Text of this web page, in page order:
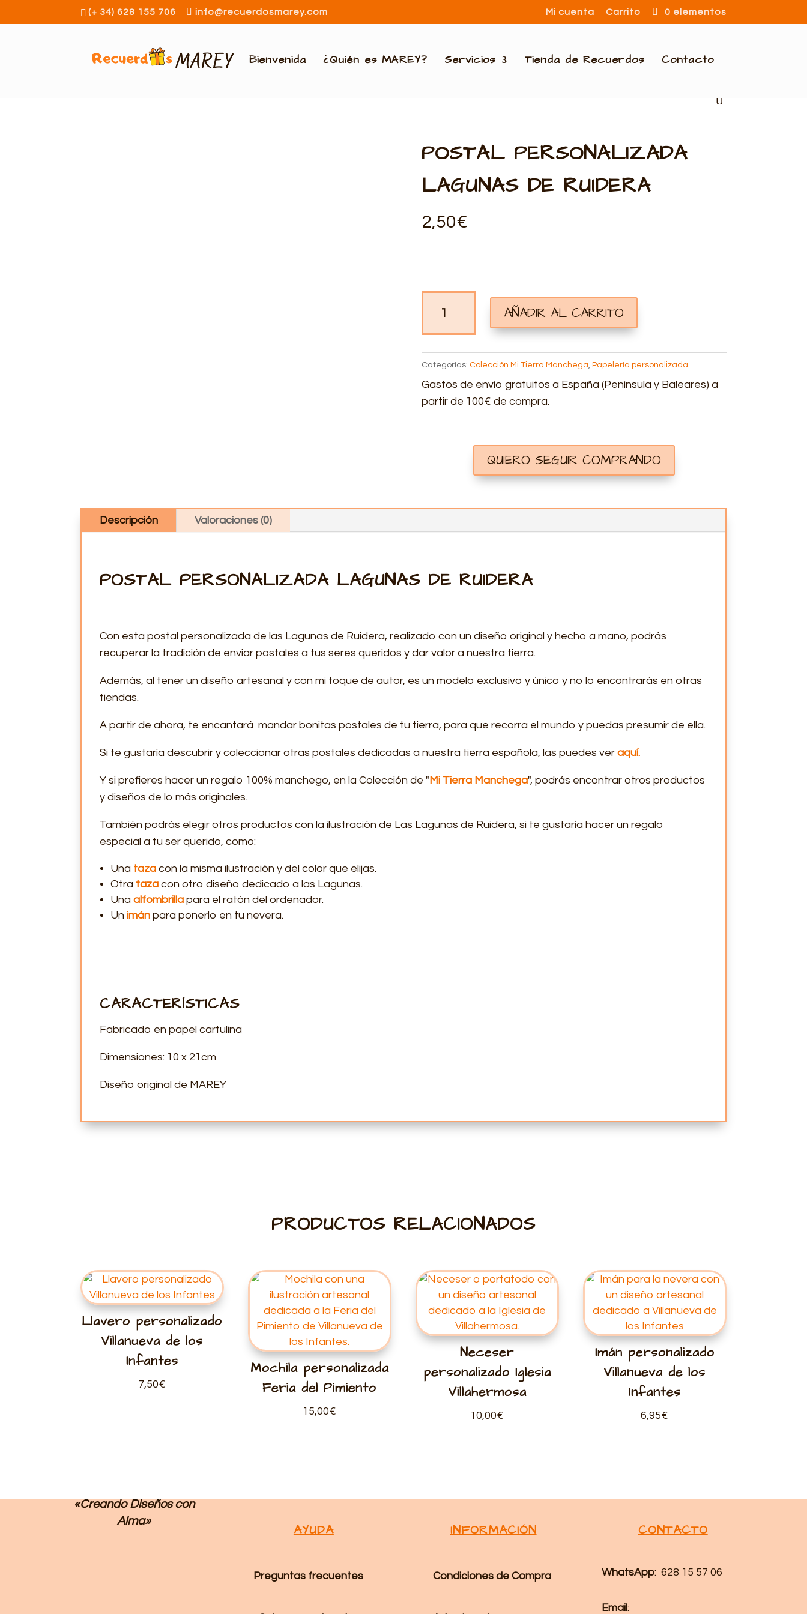
(+ 34) 628 155 706 info@recuerdosmarey.com Mi cuenta Carrito 0 elementos
Bienvenida ¿Quién es MAREY? Servicios Tienda de Recuerdos Contacto
POSTAL PERSONALIZADA
LAGUNAS DE RUIDERA
2,50€
PERSONALIZADA
LAGUNAS
RUIDERA
CANTIDAD
AÑADIR AL CARRITO
Categorías: Colección Mi Tierra Manchega, Papelería personalizada
Gastos de envío gratuitos a España (Península y Baleares) a
partir de 100€ de compra.
QUIERO SEGUIR COMPRANDO
Descripción Valoraciones (0)
POSTAL PERSONALIZADA LAGUNAS DE RUIDERA
Con esta postal personalizada de las Lagunas de Ruidera, realizado con un diseño original y hecho a mano, podrás
recuperar la tradición de enviar postales a tus seres queridos y dar valor a nuestra tierra.
Además, al tener un diseño artesanal y con mi toque de autor, es un modelo exclusivo y único y no lo encontrarás en otras
tiendas.
A partir de ahora, te encantará mandar bonitas postales de tu tierra, para que recorra el mundo y puedas presumir de ella.
Si te gustaría descubrir y coleccionar otras postales dedicadas a nuestra tierra española, las puedes veraquí.
Y si prefieres hacer un regalo 100% manchego, en la Colección de " Mi Tierra Manchega", podrás encontrar otros productos
y diseños de lo más originales.
También podrás elegir otros productos con la ilustración de Las Lagunas de Ruidera, si te gustaría hacer un regalo
especial a tu ser querido, como:
Una taza con la misma ilustración y del color que elijas.
Otra taza con otro diseño dedicado a las Lagunas.
Unaalfombrilla para el ratón del ordenador.
Unimán para ponerlo en tu nevera.
CARACTERÍSTICAS
Fabricado en papel cartulina
Dimensiones: 10 x 21cm
Diseño original de MAREY
PRODUCTOS RELACIONADOS
Llavero personalizado
Villanueva de los
Infantes
7,50€
Mochila personalizada
Feria del Pimiento
15,00€
Neceser
personalizado Iglesia
Villahermosa
10,00€
Imán personalizado
Villanueva de los
Infantes
6,95€
«Creando Diseñoscon
Alma»
AYUDA
Preguntas frecuentes
INFORMACIÓN
Condiciones de Compra
CONTACTO
WhatsApp: 628 15 57 06
Email: